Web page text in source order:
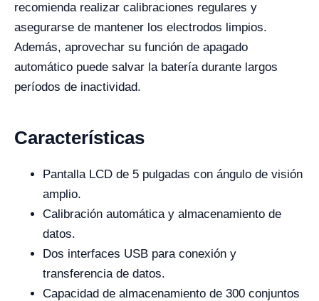
recomienda realizar calibraciones regulares y
asegurarse de mantener los electrodos limpios.
Además, aprovechar su función de apagado
automático puede salvar la batería durante largos
períodos de inactividad.
Características
Pantalla LCD de 5 pulgadas con ángulo de visión
amplio.
Calibración automática y almacenamiento de
datos.
Dos interfaces USB para conexión y
transferencia de datos.
Capacidad de almacenamiento de 300 conjuntos